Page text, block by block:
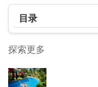
目录
探索更多